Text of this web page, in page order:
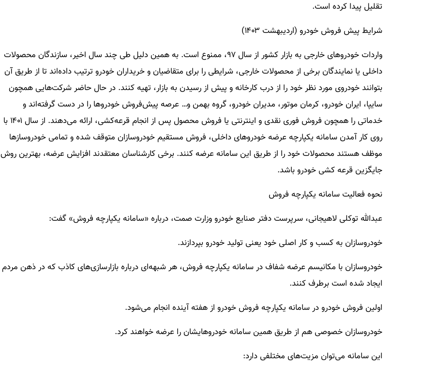
تقلیل پیدا کرده است.
شرایط پیش فروش خودرو (اردیبهشت ۱۴۰۳)
واردات خودروهای خارجی به بازار کشور از سال ۹۷، ممنوع است. به همین دلیل طی چند سال اخیر، سازندگان محصولات
داخلی یا نمایندگان برخی از محصولات خارجی، شرایطی را برای متقاضیان و خریداران خودرو ترتیب داده‌اند تا از طریق آن
بتوانند خودروی مورد نظر خود را از درب کارخانه و پیش از رسیدن به بازار، تهیه کنند. در حال حاضر شرکت‌هایی همچون
سایپا، ایران خودرو، کرمان موتور، مدیران خودرو، گروه بهمن و… عرصه پیش‌فروش خودروها را در دست گرفته‌اند و
خدماتی را همچون فروش فوری نقدی و اینترنتی یا فروش محصول پس از انجام قرعه‌کشی، ارائه می‌دهند. از سال ۱۴۰۱ با
روی کار آمدن سامانه یکپارچه عرضه خودروهای داخلی، فروش مستقیم خودروسازان متوقف شده و تمامی خودروسازها
موظف هستند محصولات خود را از طریق این سامانه عرضه کنند. برخی کارشناسان معتقدند افزایش عرضه، بهترین روش
جایگزین قرعه کشی خودرو باشد.
نحوه فعالیت سامانه یکپارچه فروش
عبدالله توکلی لاهیجانی، سرپرست دفتر صنایع خودرو وزارت صمت، درباره «سامانه یکپارچه فروش» گفت:
خودروسازان به کسب و کار اصلی خود یعنی تولید خودرو بپردازند.
خودروسازان با مکانیسم عرضه شفاف در سامانه یکپارچه فروش، هر شبهه‌ای درباره بازارسازی‌های کاذب که در ذهن مردم
ایجاد شده است برطرف کنند.
اولین فروش خودرو در سامانه یکپارچه فروش خودرو از هفته آینده انجام می‌شود.
خودروسازان خصوصی هم از طریق همین سامانه خودروهایشان را عرضه خواهند کرد.
این سامانه می‌توان مزیت‌های مختلفی دارد: